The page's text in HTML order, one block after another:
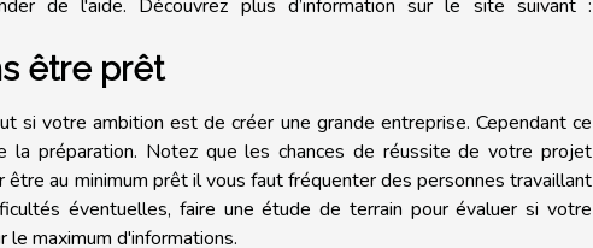
de l'aide. Découvrez plus d’information sur le site suivant :
être prêt
si votre ambition est de créer une grande entreprise. Cependant ce
la préparation. Notez que les chances de réussite de votre projet
au minimum prêt il vous faut fréquenter des personnes travaillant
éventuelles, faire une étude de terrain pour évaluer si votre
le maximum d'informations.